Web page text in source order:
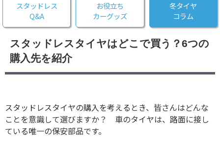
スタッドレス
Q&A
お役立ち
カーグッズ
冬タイヤ
コラム
スタッドレスタイヤはどこで買う？6つの
購入先を紹介
スタッドレスタイヤの購入を考えるとき、皆さんはどんな
ことを意識して選びますか？ 車のタイヤは、路面に接し
ている唯一の保安部品です。